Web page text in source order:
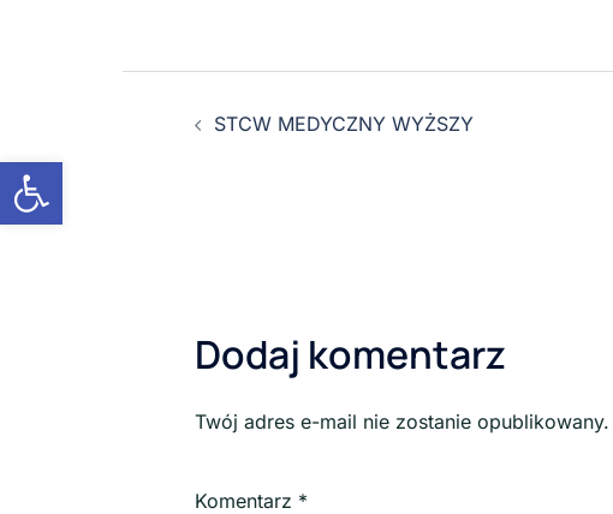
Otwórz pasek narzędzi
STCW MEDYCZNY WYŻSZY
Dodaj komentarz
Twój adres e-mail nie zostanie opublikowany.
Komentarz *